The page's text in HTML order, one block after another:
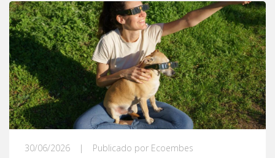
30/06/2026 | Publicado por Ecoembes